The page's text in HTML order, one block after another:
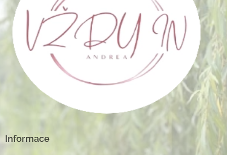
Informace